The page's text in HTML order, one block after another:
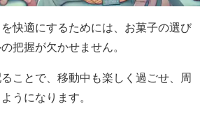
快適にするためには、お菓子の選び
把握が欠かせません。
ことで、移動中も楽しく過ごせ、周
うになります。